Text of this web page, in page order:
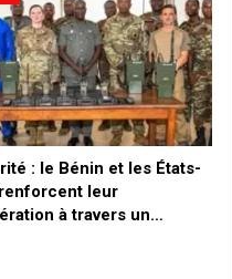
: le Bénin et les États-
leur
à travers un…